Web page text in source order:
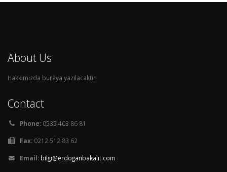
About Us
Hakkımızda buraya yazılacaktır
Contact
Phone: 0535 403 86 81
Fax: 0212 512 83 62
Email: bilgi@erdoganbakalit.com